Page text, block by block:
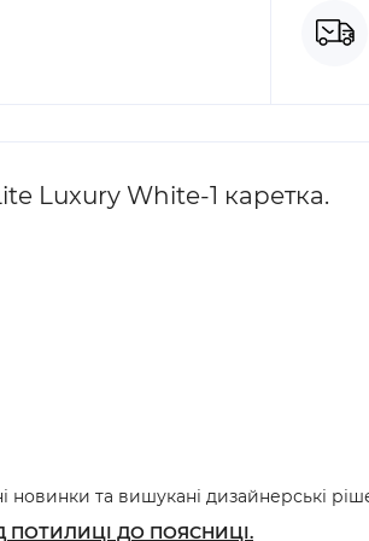
Luxury White-1 каретка.
новинки та вишукані дизайнерські
ПОТИЛИЦІ ДО ПОЯСНИЦІ.